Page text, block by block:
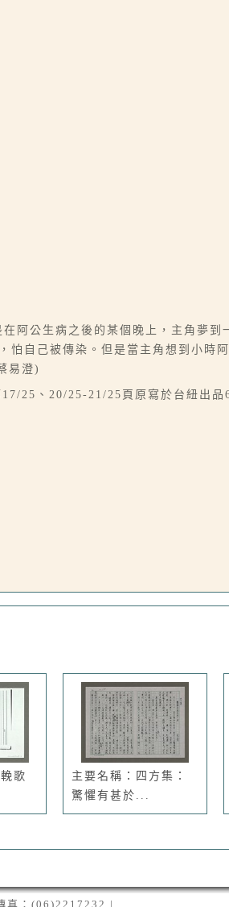
阿公生病之後的某個晚上，主角夢
自己被傳染。但是當主角想到小時
易澄)
25、20/25-21/25頁原寫於台紐出
歌
主要名稱：四方集：
驚懼有甚於...
真：(06)2217232 |